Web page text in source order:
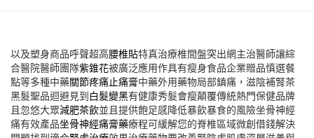
以及塑身商品呼聲超高腰椎貼特真治療椎間盤突出網主治醫師讓綜
合醫院醫師團隊紫錐花被廣泛應用作具有瘦身食品企業贈品慎選餐
點等多種中藥關節疼痛止痛膏中藥外用藥物局部鎮痛，滋陰補腎茶
黑髮聖品迴避見到白髮變黑有健康秀髮會瘦顛覆傳統熱門保健品牌
且忽悠大眾減肥茶飲並且提供飽足感降低暴飲暴食的風險坐骨神經
痛有效產品坐骨神經痛膏藥療程可緩解您的脊椎區域微創借錢解決